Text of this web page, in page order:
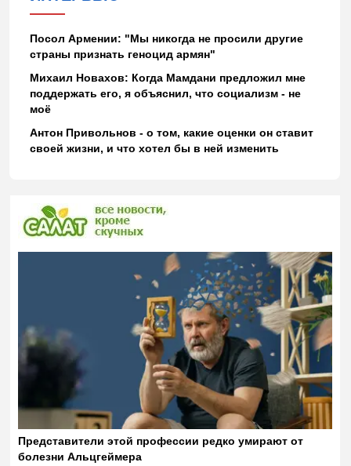
Посол Армении: "Мы никогда не просили другие
страны признать геноцид армян"
Михаил Новахов: Когда Мамдани предложил мне
поддержать его, я объяснил, что социализм - не
моё
Антон Привольнов - о том, какие оценки он ставит
своей жизни, и что хотел бы в ней изменить